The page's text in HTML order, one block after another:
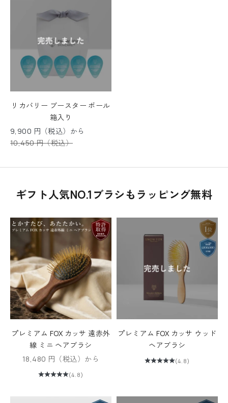
リカバリー ブースター ボール
箱入り
セール価格
9,900 円（税込）から
通常価格
10,450 円（税込）
ギフト人気NO.1ブラシもラッピング無料
プレミアム FOX カッサ 遠赤外
線 ミニ ヘアブラシ
セール価格
18,480 円（税込）から
(4.8)
プレミアム FOX カッサ ウッド
ヘアブラシ
(4.8)